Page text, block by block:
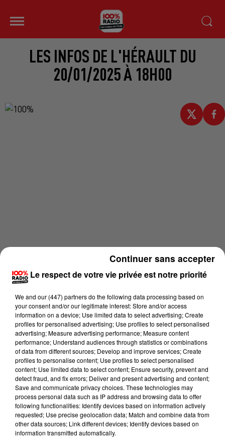
LES INFOS DE L'HÉRAULT DU
20/01/2025 À 18H00
Lecture (4 min 32 sec)
100%
100% Radio les infos de l'Hérault
Le respect de votre vie privée est notre priorité
We and our (447) partnersdo the following data processing based on
your consent and/or our legitimate interest: Store and/or access
information on a device; Use limited data to select advertising; Create
profiles for personalised advertising; Use profiles to select personalised
advertising; Measure advertising performance; Measure content
performance; Understand audiences through statistics or combinations
of data from different sources; Develop and improve services; Create
profiles to personalise content; Use profiles to select personalised
content; Use limited data to select content; Ensure security, prevent and
detect fraud, and fix errors; Deliver and present advertising and content;
Save and communicate privacy choices. These technologies may
process personal data such as IP address and browsing data to offer
following functionalities: Identify devices based on information actively
requested; Use precise geolocation data; Match and combine data from
other data sources; Link different devices; Identify devices based on
information transmitted automatically.
Continuer sans accepter